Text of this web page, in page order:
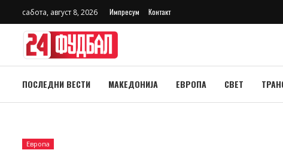
сабота, август 8, 2026 Импресум Контакт
ПОСЛЕДНИ ВЕСТИ МАКЕДОНИЈА ЕВРОПА СВЕТ
Европа